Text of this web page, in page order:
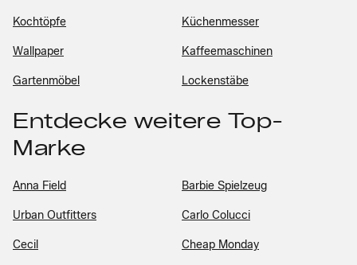
Kochtöpfe Küchenmesser
Wallpaper Kaffeemaschinen
Gartenmöbel Lockenstäbe
Entdecke weitere Top-
Marke
Anna Field Barbie Spielzeug
Urban Outfitters Carlo Colucci
Cecil Cheap Monday